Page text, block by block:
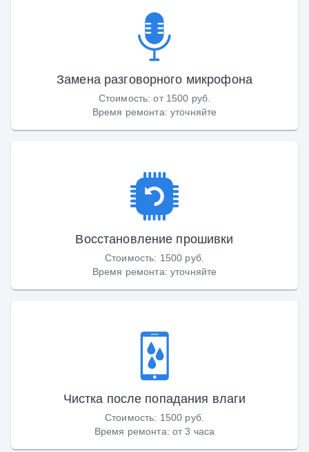
Замена разговорного микрофона
Стоимость:от 1500 руб.
Время ремонта: уточняйте
Восстановление прошивки
Стоимость: 1500 руб.
Время ремонта: уточняйте
Чистка после попадания влаги
Стоимость: 1500 руб.
Время ремонта: от 3 часа